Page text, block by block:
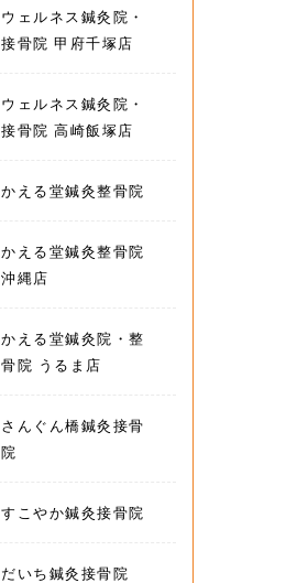
ウェルネス鍼灸院・
接骨院 甲府千塚店
ウェルネス鍼灸院・
接骨院 高崎飯塚店
かえる堂鍼灸整骨院
かえる堂鍼灸整骨院
沖縄店
かえる堂鍼灸院・整
骨院 うるま店
さんぐん橋鍼灸接骨
院
すこやか鍼灸接骨院
だいち鍼灸接骨院